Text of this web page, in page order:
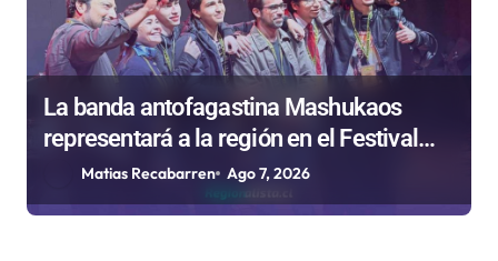
La banda antofagastina Mashukaos
representará a la región en el Festival
Rockódromo de Valparaíso
Matias Recabarren Ago 7, 2026